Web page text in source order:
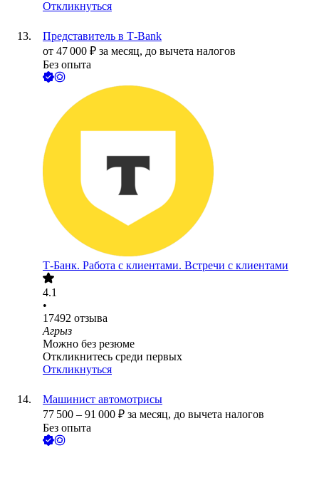
Откликнуться
Представитель в Т-Bank
от 47 000 ₽ за месяц, до вычета налогов
Без опыта
Т-Банк. Работа с клиентами. Встречи с клиентами
4.1
•
17492 отзыва
Агрыз
Можно без резюме
Откликнитесь среди первых
Откликнуться
Машинист автомотрисы
77 500 – 91 000 ₽ за месяц, до вычета налогов
Без опыта